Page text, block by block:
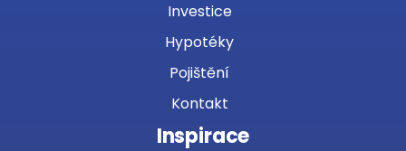
Investice
Hypotéky
Pojištění
Kontakt
Inspirace